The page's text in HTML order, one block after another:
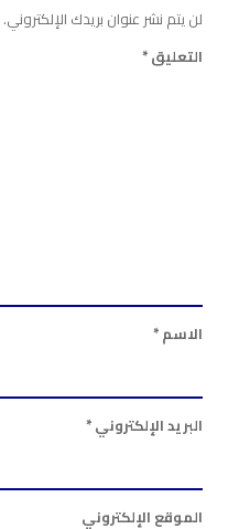
لن يتم نشر عنوان بريدك الإلكتروني.
التعليق*
الاسم*
البريد الإلكتروني*
الموقع الإلكتروني